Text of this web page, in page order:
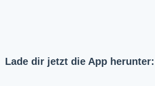
Lade dir jetzt die App herunter: